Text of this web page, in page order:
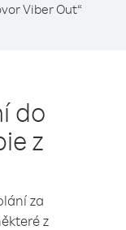
Viber Out“
do
z
za
z